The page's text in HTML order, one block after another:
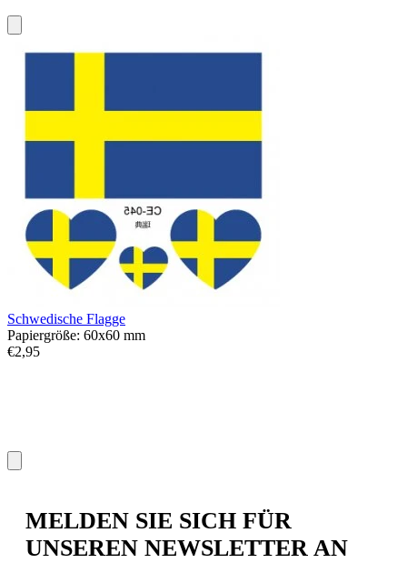
Schwedische Flagge
Papiergröße: 60x60 mm
€2,95
MELDEN SIE SICH FÜR
UNSEREN NEWSLETTER AN